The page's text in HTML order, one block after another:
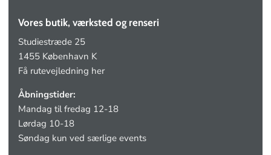
Vores butik, værksted og renseri
Studiestræde 25
1455 København K
Få rutevejledning her
Åbningstider:
Mandag til fredag 12-18
Lørdag 10-18
Søndag kun ved særlige events